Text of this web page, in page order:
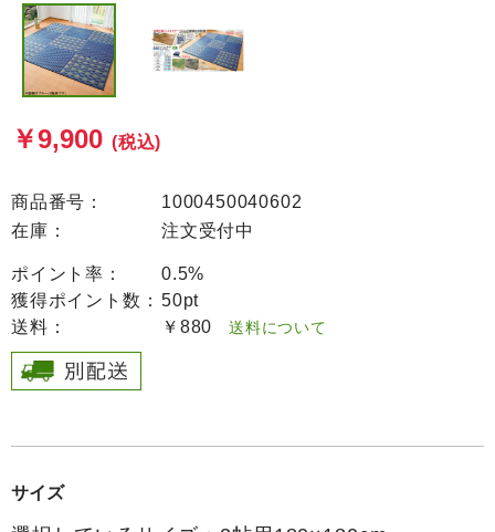
￥9,900 (税込)
商品番号：
1000450040602
在庫：
注文受付中
ポイント率：
0.5%
獲得ポイント数： 50pt
送料：
￥880 送料について
サイズ